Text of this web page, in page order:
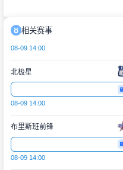
相关赛事
08-09 14:00
北极星
08-09 14:00
布里斯班前锋
08-09 14:00